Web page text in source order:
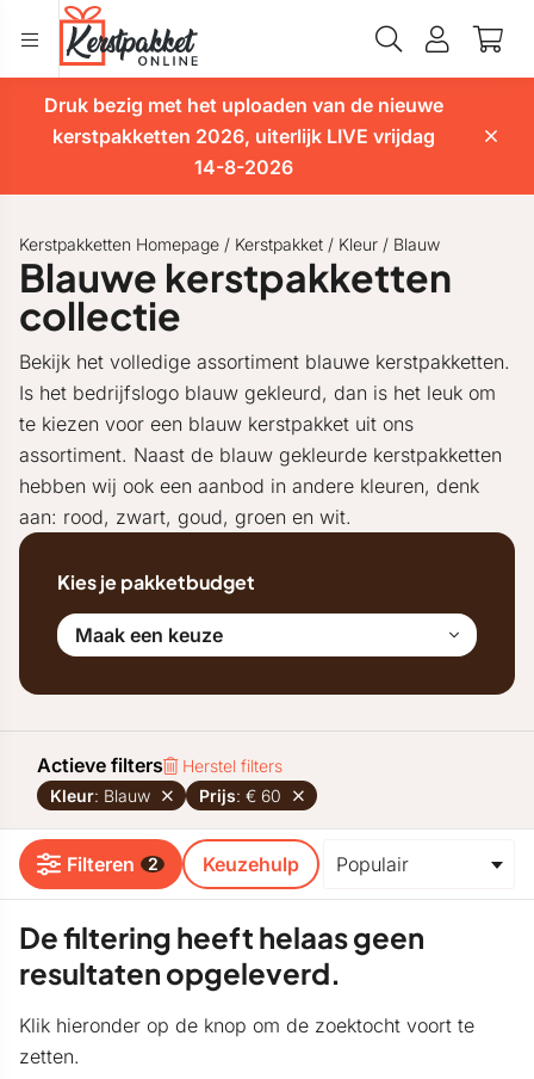
Druk bezig met het uploaden van de nieuwe
kerstpakketten 2026, uiterlijk LIVE vrijdag
14-8-2026
Kerstpakketten Homepage / Kerstpakket / Kleur / Blauw
Blauwe kerstpakketten
collectie
Bekijk het volledige assortiment blauwe kerstpakketten.
Is het bedrijfslogo blauw gekleurd, dan is het leuk om
te kiezen voor een blauw kerstpakket uit ons
assortiment. Naast de blauw gekleurde kerstpakketten
hebben wij ook een aanbod in andere kleuren, denk
aan: rood, zwart, goud, groen en wit.
Kies je pakketbudget
Maak een keuze
Actieve filters
Herstel filters
Kleur: Blauw Prijs: € 60
Filteren 2 Keuzehulp
De filtering heeft helaas geen
resultaten opgeleverd.
Klik hieronder op de knop om de zoektocht voort te
zetten.